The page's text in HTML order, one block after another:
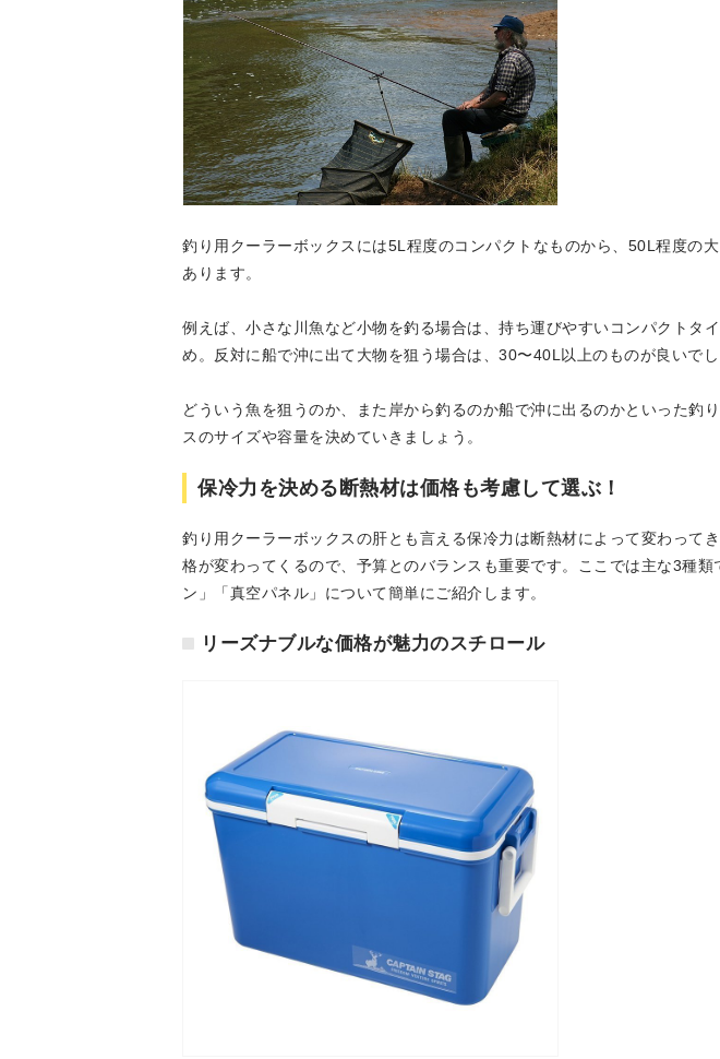
釣り用クーラーボックスには5L程度のコンパクトなものから、50L程度の
あります。
例えば、小さな川魚など小物を釣る場合は、持ち運びやすいコンパクトタ
め。反対に船で沖に出て大物を狙う場合は、30〜40L以上のものが良いでし
どういう魚を狙うのか、また岸から釣るのか船で沖に出るのかといった釣
スのサイズや容量を決めていきましょう。
保冷力を決める断熱材は価格も考慮して選ぶ！
釣り用クーラーボックスの肝とも言える保冷力は断熱材によって変わって
格が変わってくるので、予算とのバランスも重要です。ここでは主な3種類
ン」「真空パネル」について簡単にご紹介します。
リーズナブルな価格が魅力のスチロール